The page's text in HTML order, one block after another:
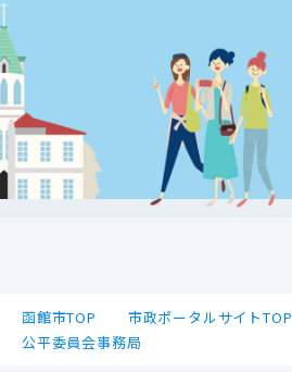
函館市TOP 市政ポータルサイトTOP
公平委員会事務局